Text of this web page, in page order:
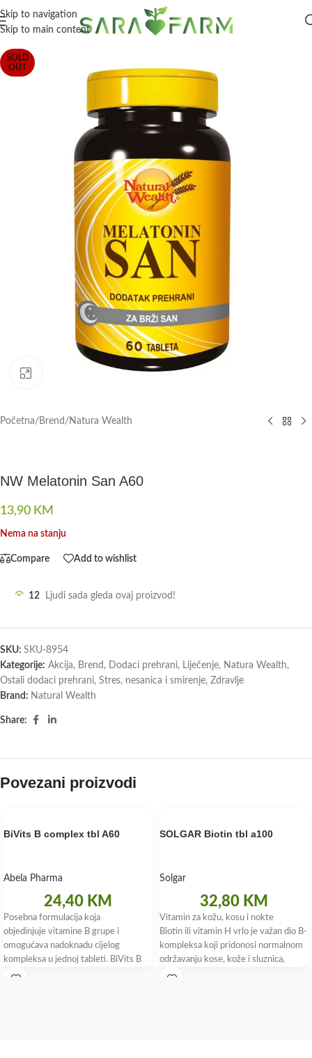
Skip to navigation
Skip to main content
SOLD
OUT
Početna/ Brend / Natura Wealth
NW Melatonin San A60
13,90 KM
Nema na stanju
Compare Add to wishlist
12 Ljudi sada gleda ovaj proizvod!
SKU: SKU-8954
Kategorije: Akcija, Brend , Dodaci prehrani, Liječenje, Natura Wealth,
Ostali dodaci prehrani, Stres, nesanica i smirenje, Zdravlje
Brand: Natural Wealth
Share:
Povezani proizvodi
BiVits B complex tbl A60
Abela Pharma
24,40 KM
Posebna formulacija koja
objedinjuje vitamine B grupe i
omogućava nadoknadu cijelog
kompleksa u jednoj tableti. BiVits B
complex sadrži aktivni oblik folne
SOLGAR Biotin tbl a100
Solgar
32,80 KM
Vitamin za kožu, kosu i nokte
Biotin ili vitamin H vrlo je važan dio B-
kompleksa koji pridonosi normalnom
održavanju kose, kože i sluznica,
normalnom funkcioniranju živčanog